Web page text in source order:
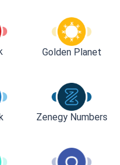
Golden Planet
Zenegy Numbers